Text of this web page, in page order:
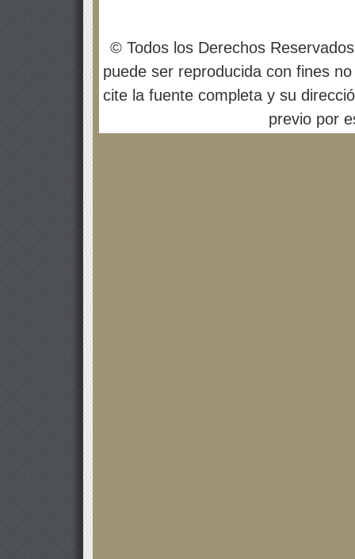
© Todos los Derechos
puede ser reproducida con fines
cite la fuente completa y su
previo por